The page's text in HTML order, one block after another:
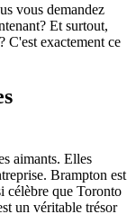
vous demandez
Et surtout,
C'est exactement ce
aimants. Elles
Brampton est
célèbre que Toronto
un véritable trésor